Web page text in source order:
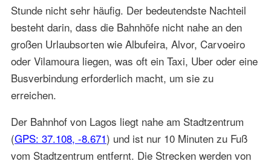
Stunde nicht sehr häufig. Der bedeutendste Nachteil
besteht darin, dass die Bahnhöfe nicht nahe an den
großen Urlaubsorten wie Albufeira, Alvor, Carvoeiro
oder Vilamoura liegen, was oft ein Taxi, Uber oder eine
Busverbindung erforderlich macht, um sie zu
erreichen.
Der Bahnhof von Lagos liegt nahe am Stadtzentrum
(GPS: 37.108, -8.671) und ist nur 10 Minuten zu Fuß
vom Stadtzentrum entfernt. Die Strecken werden von